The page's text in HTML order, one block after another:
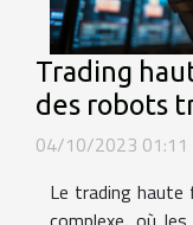
Trading
des robots
04/10/2023 01:11
Le trading haute